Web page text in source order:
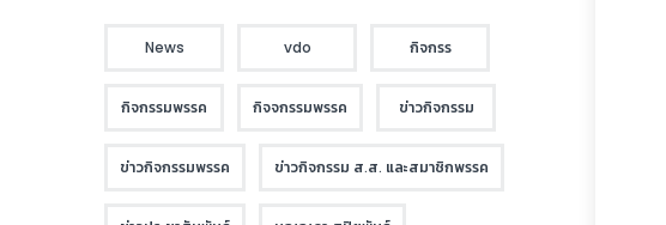
News vdo กิจกรร
กิจกรรมพรรค กิจจกรรมพรรค ข่าวกิจกรรม
ข่าวกิจกรรมพรรค ข่าวกิจกรรม ส.ส. และสมาชิกพรรค